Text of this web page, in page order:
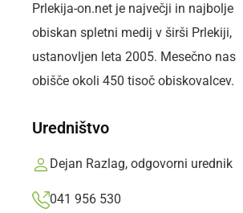
SOBOTA, 8. AVGUST 2026 Sledite nam:
Prlekija-on.net je največji in najbolje
obiskan spletni medij v širši Prlekiji,
ustanovljen leta 2005. Mesečno nas
obišče okoli 450 tisoč obiskovalcev.
Uredništvo
Dejan Razlag, odgovorni urednik
041 956 530
Naslovnica Gospodarstvo